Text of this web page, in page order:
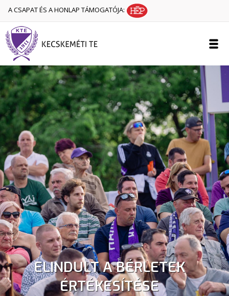
A CSAPAT ÉS A HONLAP TÁMOGATÓJA:
ELINDULT A BÉRLETEK
ÉRTÉKESÍTÉSE